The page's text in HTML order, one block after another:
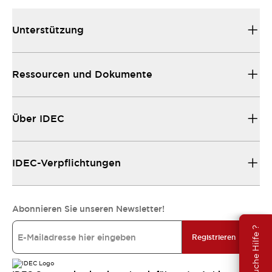
Brauche Hilfe ?
Unterstützung
Ressourcen und Dokumente
Über IDEC
IDEC-Verpflichtungen
Abonnieren Sie unseren Newsletter!
Registrieren